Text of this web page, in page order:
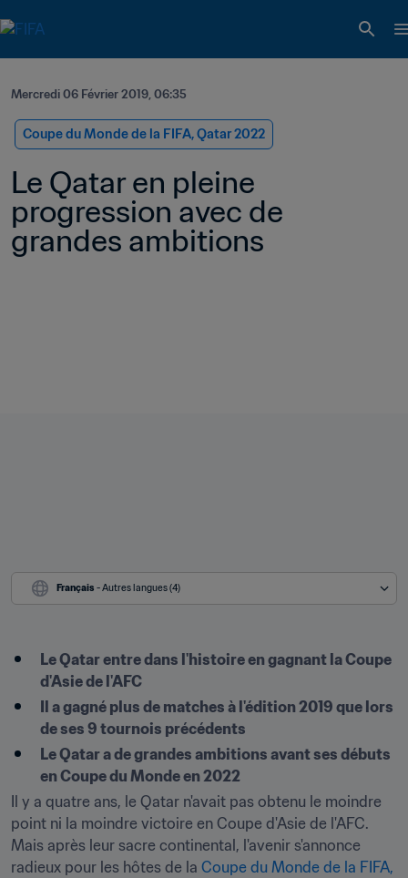
Mercredi 06 Février 2019, 06:35
Coupe du Monde de la FIFA, Qatar 2022
Le Qatar en pleine
progression avec de
grandes ambitions
Français - Autres langues (4)
Le Qatar entre dans l'histoire en gagnant la Coupe
d'Asie de l'AFC
Il a gagné plus de matches à l'édition 2019 que lors
de ses 9 tournois précédents
Le Qatar a de grandes ambitions avant ses débuts
en Coupe du Monde en 2022
Il y a quatre ans, le Qatar n'avait pas obtenu le moindre
point ni la moindre victoire en Coupe d'Asie de l'AFC.
Mais après leur sacre continental, l'avenir s'annonce
radieux pour les hôtes de la Coupe du Monde de la FIFA,